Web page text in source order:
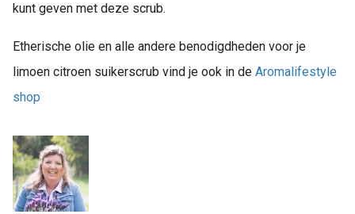
kunt geven met deze scrub.
Etherische olie en alle andere benodigdheden voor je
limoen citroen suikerscrub vind je ook in de Aromalifestyle
shop